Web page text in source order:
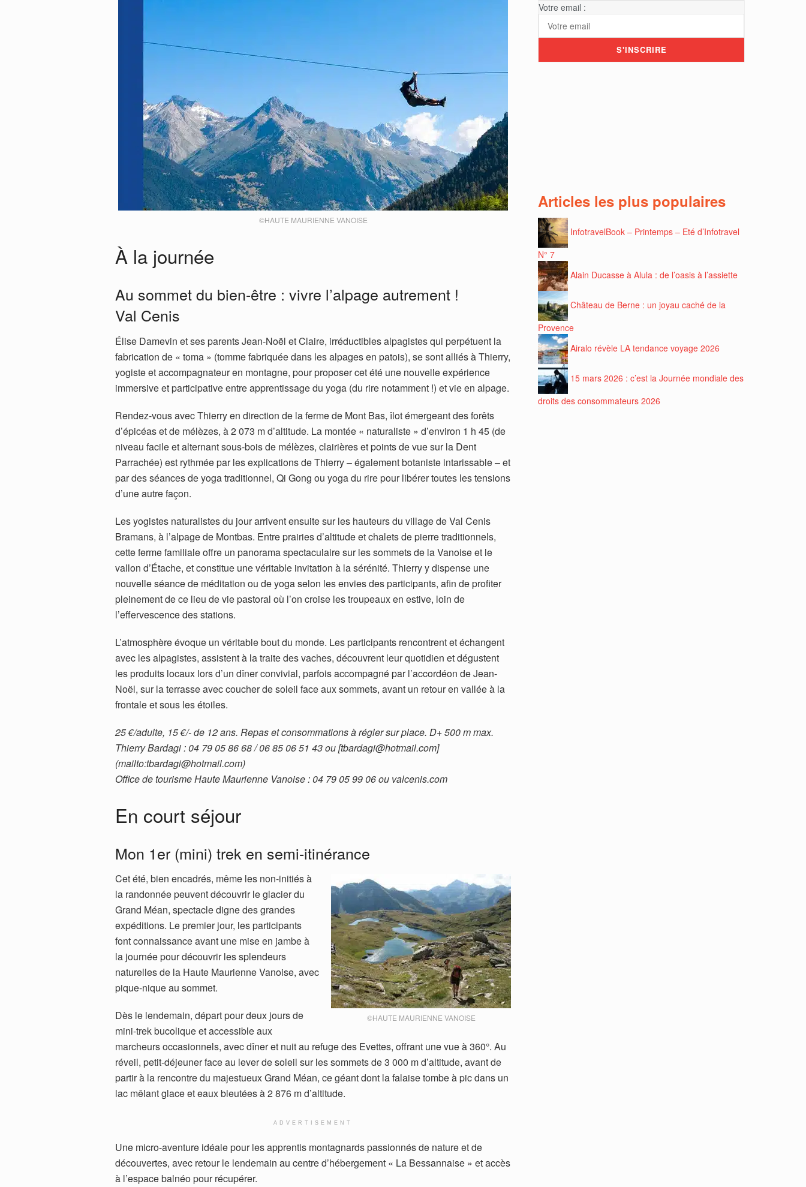
©HAUTE MAURIENNE VANOISE
À la journée
Au sommet du bien-être : vivre l’alpage autrement !
Val Cenis
Élise Damevin et ses parents Jean-Noël et Claire, irréductibles alpagistes qui perpétuent la
fabrication de « toma » (tomme fabriquée dans les alpages en patois), se sont alliés à Thierry,
yogiste et accompagnateur en montagne, pour proposer cet été une nouvelle expérience
immersive et participative entre apprentissage du yoga (du rire notamment !) et vie en alpage.
Rendez-vous avec Thierry en direction de la ferme de Mont Bas, îlot émergeant des forêts
d’épicéas et de mélèzes, à 2 073 m d’altitude. La montée « naturaliste » d’environ 1 h 45 (de
niveau facile et alternant sous-bois de mélèzes, clairières et points de vue sur la Dent
Parrachée) est rythmée par les explications de Thierry – également botaniste intarissable – et
par des séances de yoga traditionnel, Qi Gong ou yoga du rire pour libérer toutes les tensions
d’une autre façon.
Les yogistes naturalistes du jour arrivent ensuite sur les hauteurs du village de Val Cenis
Bramans, à l’alpage de Montbas. Entre prairies d’altitude et chalets de pierre traditionnels,
cette ferme familiale offre un panorama spectaculaire sur les sommets de la Vanoise et le
vallon d’Étache, et constitue une véritable invitation à la sérénité. Thierry y dispense une
nouvelle séance de méditation ou de yoga selon les envies des participants, afin de profiter
pleinement de ce lieu de vie pastoral où l’on croise les troupeaux en estive, loin de
l’effervescence des stations.
L’atmosphère évoque un véritable bout du monde. Les participants rencontrent et échangent
avec les alpagistes, assistent à la traite des vaches, découvrent leur quotidien et dégustent
les produits locaux lors d’un dîner convivial, parfois accompagné par l’accordéon de Jean-
Noël, sur la terrasse avec coucher de soleil face aux sommets, avant un retour en vallée à la
frontale et sous les étoiles.
25 €/adulte, 15 €/- de 12 ans. Repas et consommations à régler sur place. D+ 500 m max.
Thierry Bardagi : 04 79 05 86 68 / 06 85 06 51 43 ou [tbardagi@hotmail.com]
(mailto:tbardagi@hotmail.com)
Office de tourisme Haute Maurienne Vanoise : 04 79 05 99 06 ou valcenis.com
En court séjour
Mon 1er (mini) trek en semi-itinérance
©HAUTE MAURIENNE VANOISE
Cet été, bien encadrés, même les non-initiés à
la randonnée peuvent découvrir le glacier du
Grand Méan, spectacle digne des grandes
expéditions. Le premier jour, les participants
font connaissance avant une mise en jambe à
la journée pour découvrir les splendeurs
naturelles de la Haute Maurienne Vanoise, avec
pique-nique au sommet.
Dès le lendemain, départ pour deux jours de
mini-trek bucolique et accessible aux
marcheurs occasionnels, avec dîner et nuit au refuge des Evettes, offrant une vue à 360°. Au
réveil, petit-déjeuner face au lever de soleil sur les sommets de 3 000 m d’altitude, avant de
partir à la rencontre du majestueux Grand Méan, ce géant dont la falaise tombe à pic dans un
lac mêlant glace et eaux bleutées à 2 876 m d’altitude.
ADVERTISEMENT
Une micro-aventure idéale pour les apprentis montagnards passionnés de nature et de
découvertes, avec retour le lendemain au centre d’hébergement « La Bessannaise » et accès
à l’espace balnéo pour récupérer.
Votre email :
Articles les plus populaires
InfotravelBook – Printemps – Eté d’Infotravel
N° 7
Alain Ducasse à Alula : de l’oasis à l’assiette
Château de Berne : un joyau caché de la
Provence
Airalo révèle LA tendance voyage 2026
15 mars 2026 : c’est la Journée mondiale des
droits des consommateurs 2026